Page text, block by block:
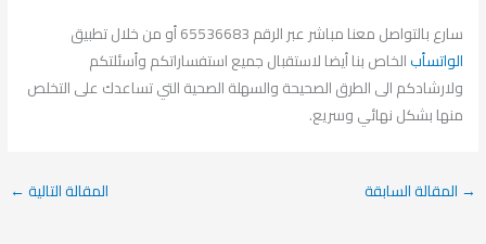
سارع بالتواصل معنا مباشر عبر الرقم 65536683 أو من خلال تطبيق
الواتسأبالخاص بنا أيضا لاستقبال جميع استفساراتكم وأسئلتكم
ولارشادكم الى الطرق الصحيحة والسهلة الصحية التي تساعدك على التخلص
منها بشكل نهائي وسريع.
→ المقالة السابقة المقالة التالية←